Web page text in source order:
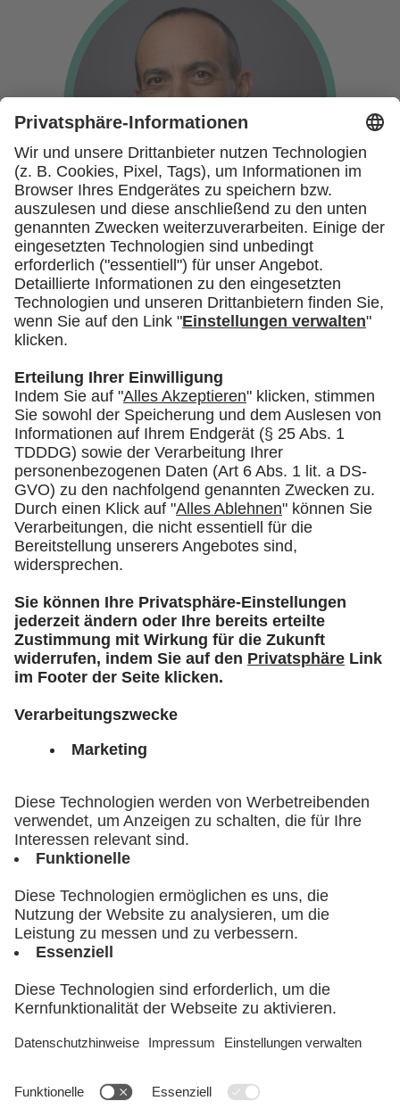
Prof. Ronni Gamzu
ehem. CEO des Tel Aviv Medical Centers
und Generaldirektor des israelischen
Prof. Dr. med. Dr. h.c. Ralf Huss
Geschäftsführer BioM Biotech
Development GmbH und Sprecher des